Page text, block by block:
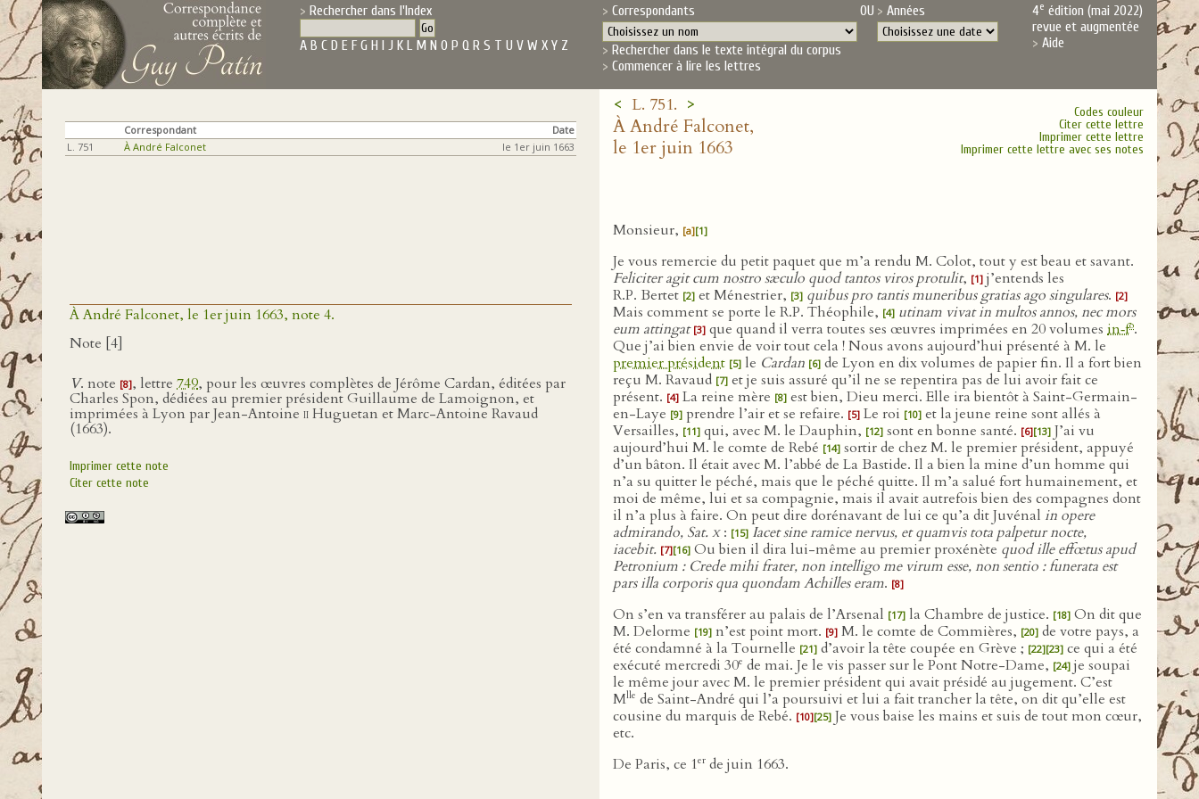
Rechercher dans l'Index
A B C D E F G H I J K L M N O P Q R S T U V W X Y Z
Correspondants OU Années
Rechercher dans le texte intégral du corpus
Commencer à lire les lettres
4e édition (mai 2022)
revue et augmentée
Aide